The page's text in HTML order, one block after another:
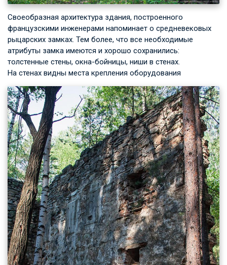
Своеобразная архитектура здания, построенного
французскими инженерами напоминает о средневековых
рыцарских замках. Тем более, что все необходимые
атрибуты замка имеются и хорошо сохранились:
толстенные стены, окна-бойницы, ниши в стенах.
На стенах видны места крепления оборудования